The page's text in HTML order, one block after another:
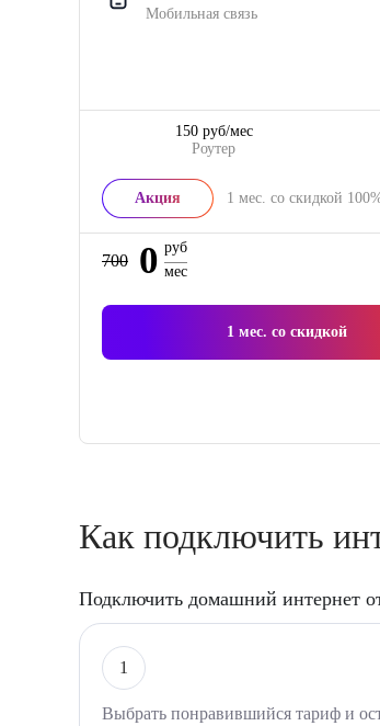
Мобильная связь
Роутер
150 руб/мес
Акция 1 мес. со скидкой
700 0 руб
мес
1 мес. со скидкой
Как подключить
Подключить домашний интернет
1
Выбрать понравившийся тариф и